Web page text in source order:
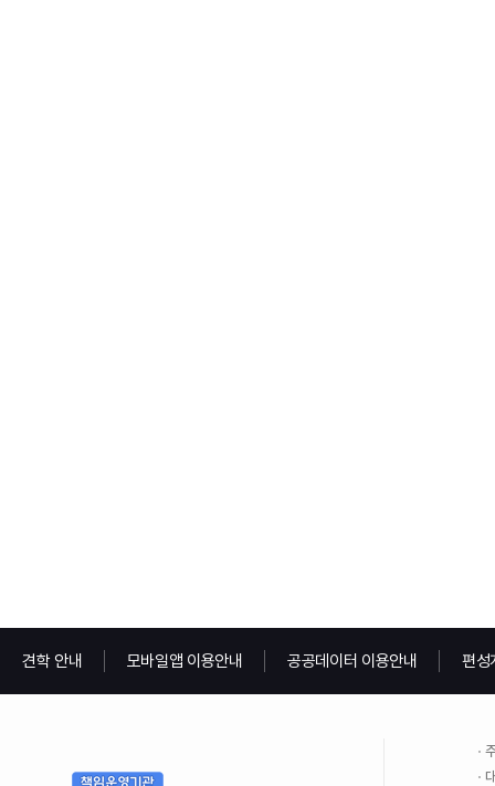
견학 안내 모바일앱 이용안내 공공데이터 이용안내 편성